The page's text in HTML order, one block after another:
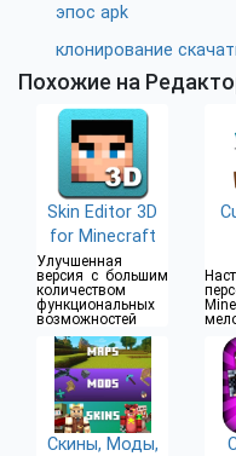
эпос apk
клонирование
Похожие на
Skin Editor 3D
for Minecraft
Улучшенная
версия с большим
количеством
функциональных
возможностей
Скины, Моды,